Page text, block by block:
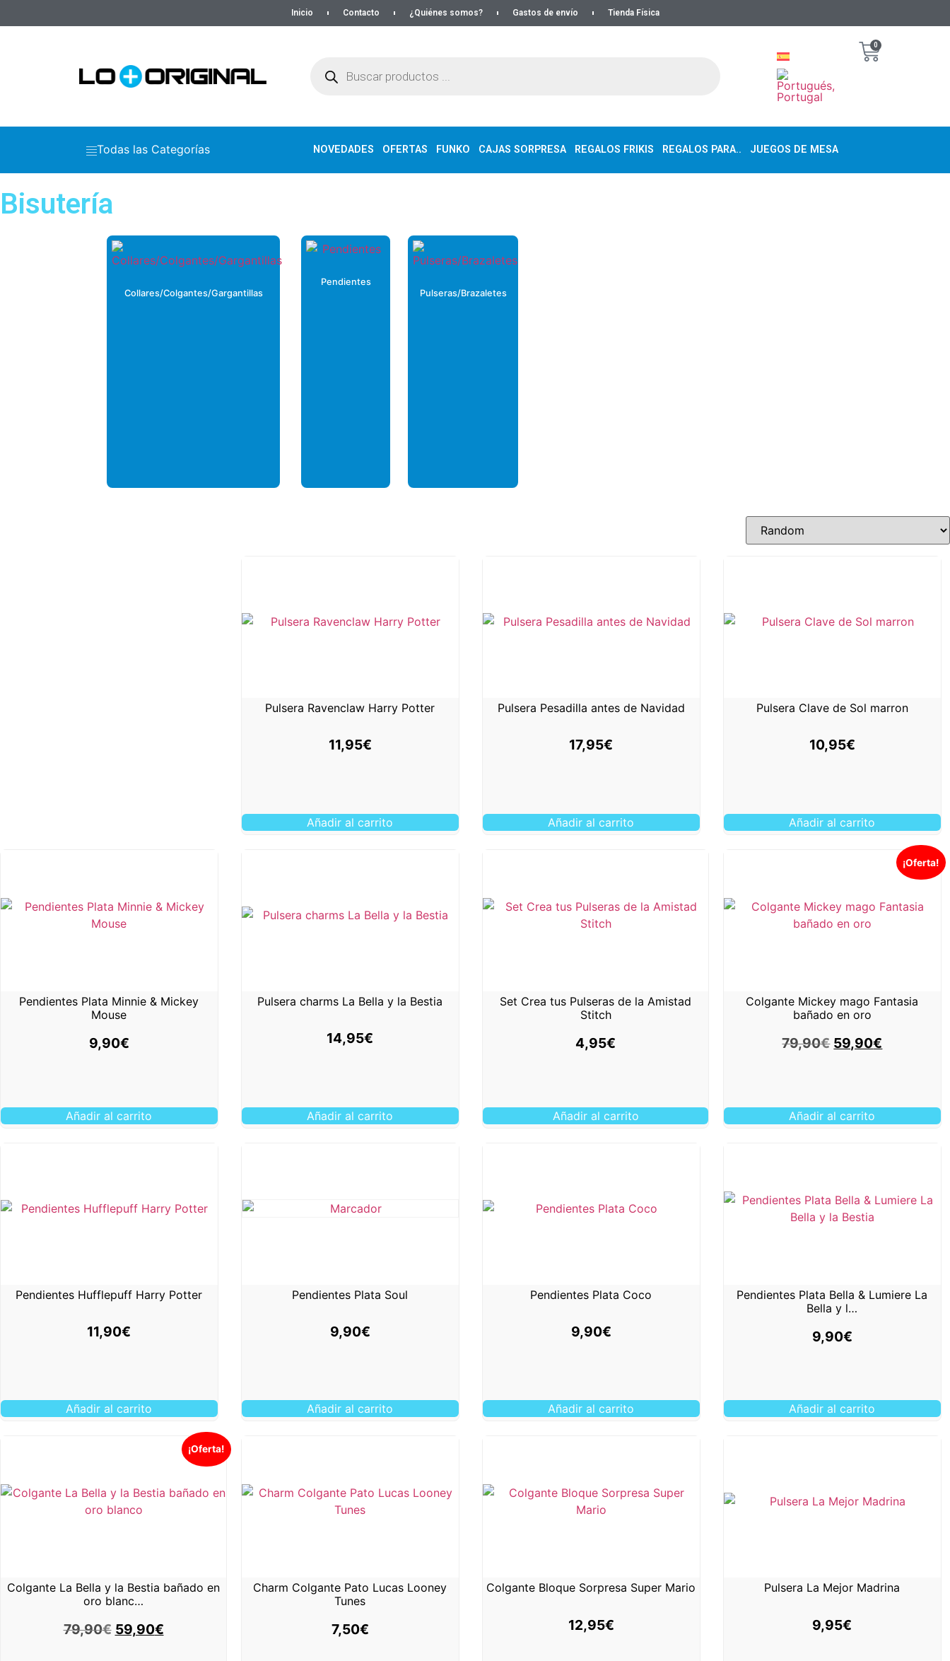
Inicio Contacto ¿Quiénes somos? Gastos de envío Tienda Física
0
Todas las Categorías NOVEDADES OFERTAS FUNKO CAJAS SORPRESA REGALOS FRIKIS REGALOS PARA.. JUEGOS DE MESA
Bisutería
Collares/Colgantes/Gargantillas
Pendientes
Pulseras/Brazaletes
Pulsera Ravenclaw Harry Potter
11,95€
Añadir al carrito
Pulsera Pesadilla antes de Navidad
17,95€
Añadir al carrito
Pulsera Clave de Sol marron
10,95€
Añadir al carrito
Pendientes Plata Minnie & Mickey
Mouse
9,90€
Añadir al carrito
Pulsera charms La Bella y la Bestia
14,95€
Añadir al carrito
Set Crea tus Pulseras de la Amistad
Stitch
4,95€
Añadir al carrito
¡Oferta!
Colgante Mickey mago Fantasia
bañado en oro
79,90€ 59,90€
Añadir al carrito
Pendientes Hufflepuff Harry Potter
11,90€
Añadir al carrito
Pendientes Plata Soul
9,90€
Añadir al carrito
Pendientes Plata Coco
9,90€
Añadir al carrito
Pendientes Plata Bella & Lumiere La
Bella y l…
9,90€
Añadir al carrito
¡Oferta!
Colgante La Bella y la Bestia bañado en
oro blanc…
79,90€ 59,90€
Charm Colgante Pato Lucas Looney
Tunes
7,50€
Colgante Bloque Sorpresa Super Mario
12,95€
Pulsera La Mejor Madrina
9,95€